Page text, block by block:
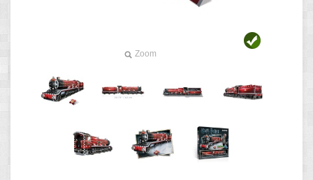
Zoom